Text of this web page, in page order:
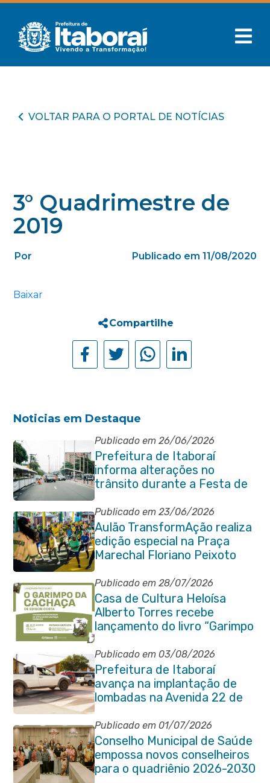
VOLTAR PARA O PORTAL DE NOTÍCIAS
3° Quadrimestre de
2019
Por Publicado em 11/08/2020
Baixar
Compartilhe
Noticias em Destaque
Publicado em 26/06/2026
Prefeitura de Itaboraí
informa alterações no
trânsito durante a Festa de
São Pedro Apóstolo
Publicado em 23/06/2026
Aulão TransformAção realiza
edição especial na Praça
Marechal Floriano Peixoto
com clima de Copa e muita
animação
Publicado em 28/07/2026
Casa de Cultura Heloísa
Alberto Torres recebe
lançamento do livro “Garimpo
da Cachaça”
Publicado em 03/08/2026
Prefeitura de Itaboraí
avança na implantação de
lombadas na Avenida 22 de
Maio para reforçar a
segurança no trânsito
Publicado em 01/07/2026
Conselho Municipal de Saúde
empossa novos conselheiros
para o quadriênio 2026-2030